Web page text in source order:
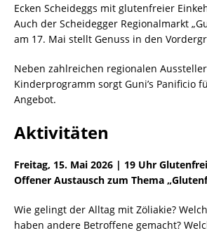
Ecken Scheideggs mit glutenfreier
Auch der Scheidegger Regionalmarkt
am 17. Mai stellt Genuss in den
Neben zahlreichen regionalen
Kinderprogramm sorgt Guni’s Panificio
Angebot.
Aktivitäten
Freitag, 15. Mai 2026 | 19 Uhr
Offener Austausch zum Thema
Wie gelingt der Alltag mit Zöliakie?
haben andere Betroffene gemacht?